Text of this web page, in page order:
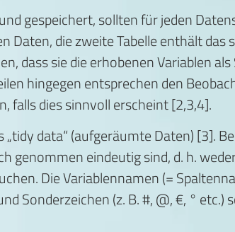
gespeichert, sollten für jeden
Daten, die zweite Tabelle enthält
dass sie die erhobenen Variablen
hingegen entsprechen den
falls dies sinnvoll erscheint [2,3,4].
data“ (aufgeräumte Daten) [3].
genommen eindeutig sind, d. h.
Die Variablennamen (=
Sonderzeichen (z. B. #, @, €, °